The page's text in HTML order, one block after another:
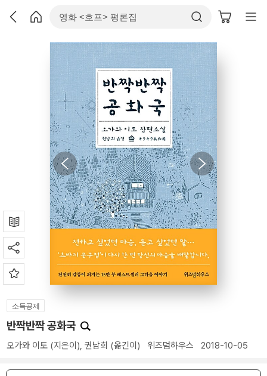
소득공제
반짝반짝 공화국
오가와 이토 (지은이), 권남희 (옮긴이) 위즈덤하우스 2018-10-05